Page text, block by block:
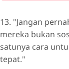
13. "Jangan
mereka bukan
satunya cara
tepat."